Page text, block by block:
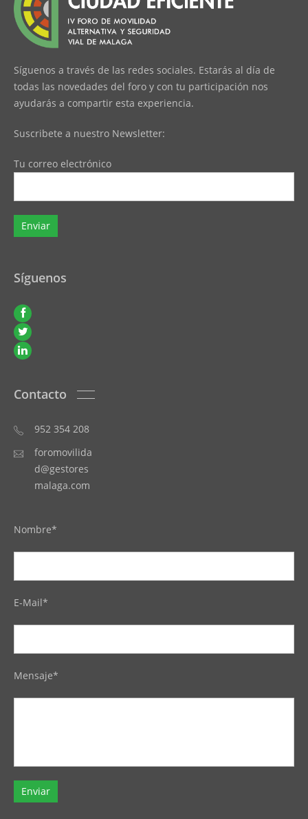
Síguenos a través de las redes sociales. Estarás al día de
todas las novedades del foro y con tu participación nos
ayudarás a compartir esta experiencia.
Suscribete a nuestro Newsletter:
Tu correo electrónico
Síguenos
Contacto
952 354 208
foromovilida
d@gestores
malaga.com
Nombre*
E-Mail*
Mensaje*